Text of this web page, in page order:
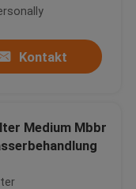
Kontakt
Medium Mbbr
K3 Kunststoff MBBR Filtermedien Wasseraufbereitung HDPE Bio Cel für Teiche